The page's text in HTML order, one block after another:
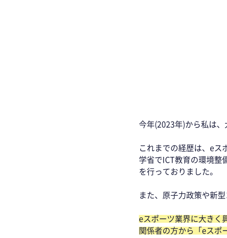
今年(2023年)から私は
これまでの経歴は、eス
学省でICT教育の環境整
を行っておりました。
また、原子力政策や新
eスポーツ業界に大きく
関係者の方から「eスポ